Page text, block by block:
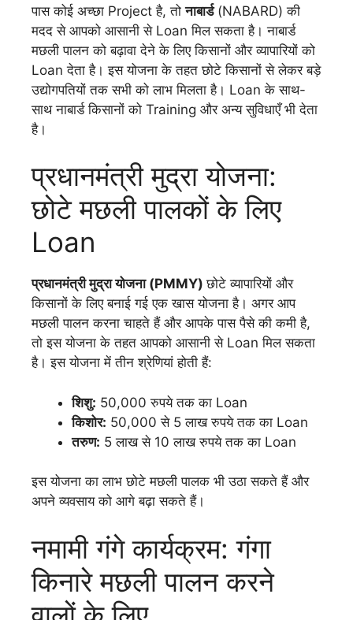
पास कोई अच्छा Project है, तोनाबार्ड(NABARD) की
मदद से आपको आसानी से Loan मिल सकता है। नाबार्ड
मछली पालन को बढ़ावा देने के लिए किसानों और व्यापारियों को
Loan देता है। इस योजना के तहत छोटे किसानों से लेकर बड़े
उद्योगपतियों तक सभी को लाभ मिलता है। Loan के साथ-
साथ नाबार्ड किसानों को Training और अन्य सुविधाएँ भी देता
है।
प्रधानमंत्री मुद्रा योजना:
छोटे मछली पालकों के लिए
Loan
प्रधानमंत्री मुद्रा योजना (PMMY)छोटे व्यापारियों और
किसानों के लिए बनाई गई एक खास योजना है। अगर आप
मछली पालन करना चाहते हैं और आपके पास पैसे की कमी है,
तो इस योजना के तहत आपको आसानी से Loan मिल सकता
है। इस योजना में तीन श्रेणियां होती हैं:
शिशु: 50,000 रुपये तक का Loan
किशोर: 50,000 से 5 लाख रुपये तक का Loan
तरुण: 5 लाख से 10 लाख रुपये तक का Loan
इस योजना का लाभ छोटे मछली पालक भी उठा सकते हैं और
अपने व्यवसाय को आगे बढ़ा सकते हैं।
नमामी गंगे कार्यक्रम: गंगा
किनारे मछली पालन करने